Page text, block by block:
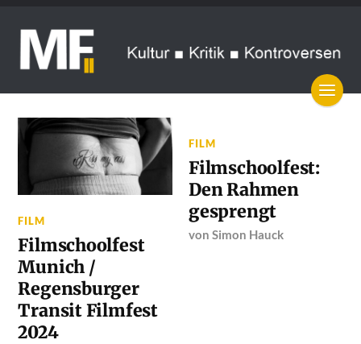
FILM
Filmschoolfest
Munich /
Regensburger
Transit Filmfest
2024
FILM
Filmschoolfest:
Den Rahmen
gesprengt
vonSimon Hauck